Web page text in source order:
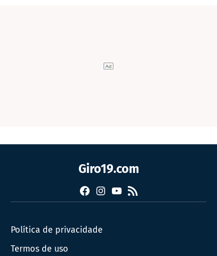
Giro19.com
Facebook
Instagram
YouTube
RSS
Política de privacidade
Termos de uso